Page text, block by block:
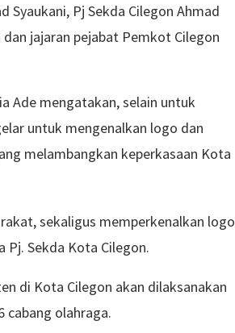
Syaukani, Pj Sekda Cilegon Ahmad
jajaran pejabat Pemkot Cilegon
Ade mengatakan, selain untuk
untuk mengenalkan logo dan
melambangkan keperkasaan Kota
sekaligus memperkenalkan logo
Pj. Sekda Kota Cilegon.
di Kota Cilegon akan dilaksanakan
cabang olahraga.